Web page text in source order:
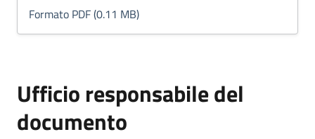
Formato PDF (0.11 MB)
Ufficio responsabile del
documento